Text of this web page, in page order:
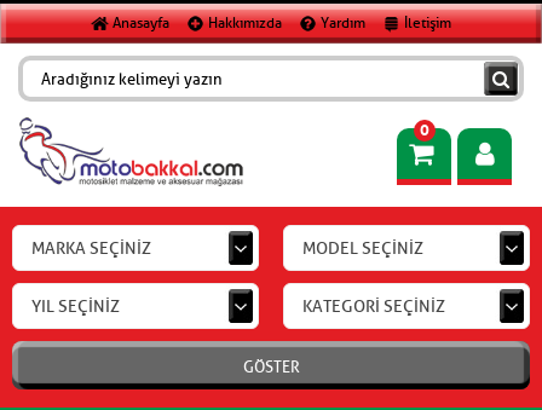
Anasayfa Hakkımızda Yardım İletişim
0
MARKA SEÇİNİZ MODEL SEÇİNİZ
YIL SEÇİNİZ KATEGORİ SEÇİNİZ
GÖSTER